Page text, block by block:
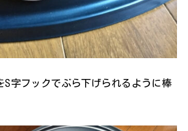
S字フックでぶら下げられるように棒